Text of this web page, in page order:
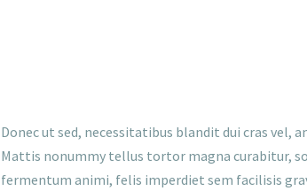
Donec ut sed, necessitatibus blandit dui cras
Mattis nonummy tellus tortor magna curabitur,
fermentum animi, felis imperdiet sem facilisis